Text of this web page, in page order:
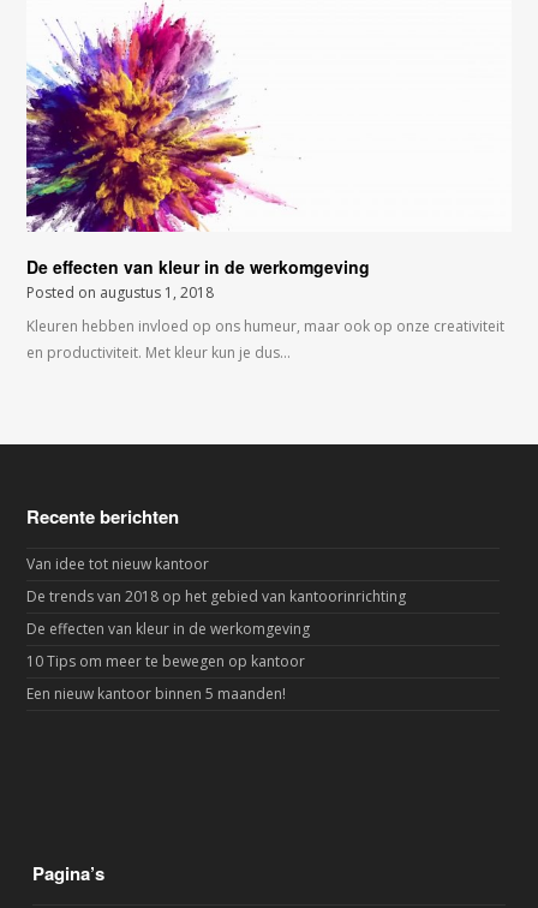
De effecten van kleur in de werkomgeving
Posted on augustus 1, 2018
Kleuren hebben invloed op ons humeur, maar ook op onze creativiteit
en productiviteit. Met kleur kun je dus…
Recente berichten
Van idee tot nieuw kantoor
De trends van 2018 op het gebied van kantoorinrichting
De effecten van kleur in de werkomgeving
10 Tips om meer te bewegen op kantoor
Een nieuw kantoor binnen 5 maanden!
Pagina’s